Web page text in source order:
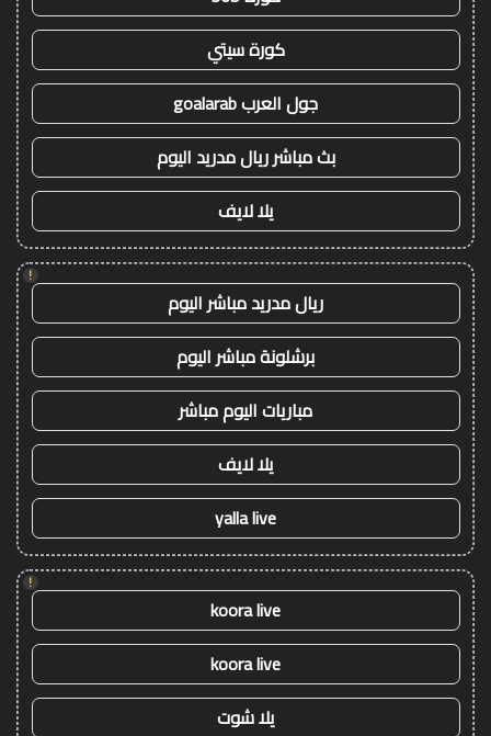
كورة سيتي
جول العرب goalarab
بث مباشر ريال مدريد اليوم
يلا لايف
!
ريال مدريد مباشر اليوم
برشلونة مباشر اليوم
مباريات اليوم مباشر
يلا لايف
yalla live
!
koora live
koora live
يلا شوت